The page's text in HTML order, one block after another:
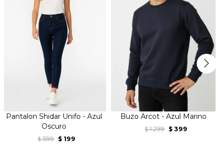
Pantalon Shidar Unifo - Azul
Oscuro
$ 599 $ 199
Buzo Arcot - Azul Marino
$ 1.299 $ 399